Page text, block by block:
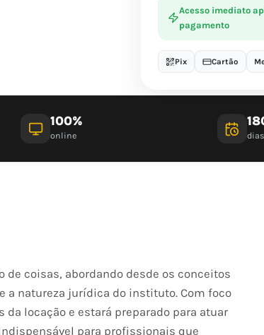
Acesso imediato
pagamento
Pix Cartão
100%
online
de coisas, abordando desde os conceitos
a natureza jurídica do instituto. Com foco
locação e estará preparado para atuar
para profissionais que